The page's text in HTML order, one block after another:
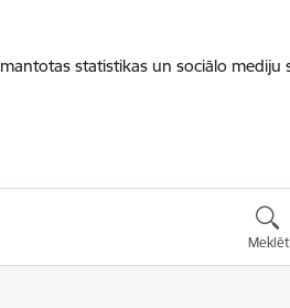
statistikas un sociālo mediju
Meklēt